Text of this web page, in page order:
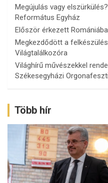
Megújulás vagy
Református Egyház
Először érkezett
Megkezdődött a
Világtalálkozóra
Világhírű művészekkel
Székesegyházi
Több hír